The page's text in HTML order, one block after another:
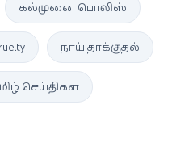
கல்முனை பொலிஸ்
நாய் தாக்குதல்
செய்திகள்